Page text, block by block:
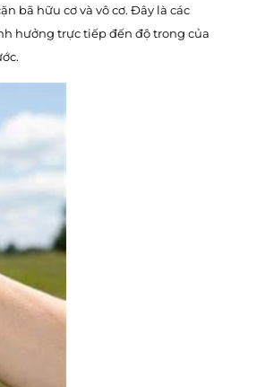
bã hữu cơ và vô cơ. Đây là các
hưởng trực tiếp đến độ trong của